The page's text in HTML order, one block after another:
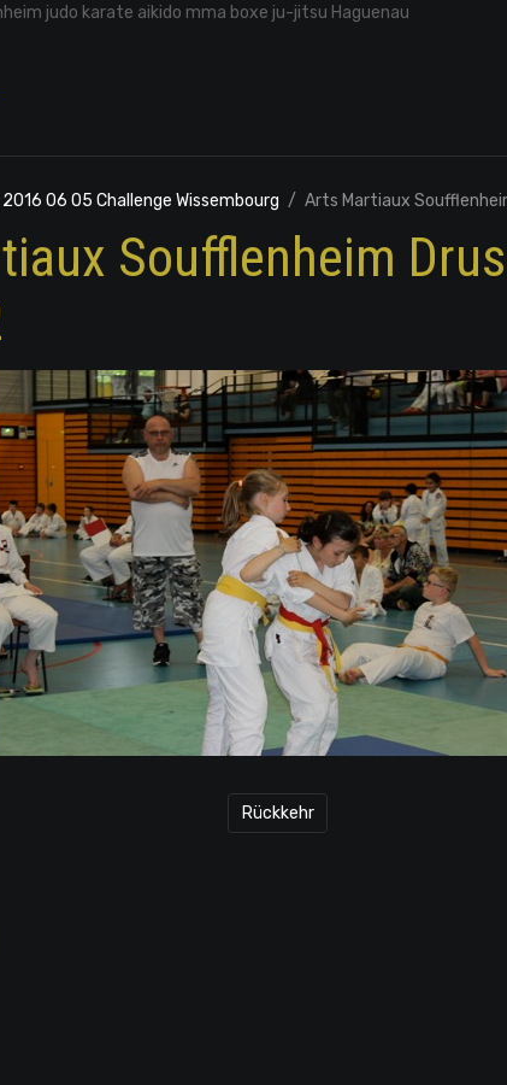
judo karate aikido mma boxe ju-jitsu Haguenau
2016 06 05 Challenge Wissembourg Arts Martiaux
Soufflenheim
Rückkehr